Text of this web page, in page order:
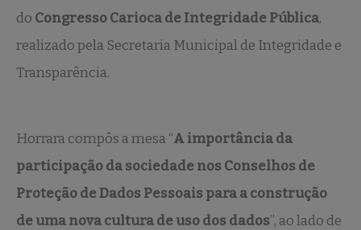
do Congresso Carioca de Integridade Pública,
realizado pela Secretaria Municipal de Integridade e
Transparência.
Horrara compôs a mesa “A importância da
participação da sociedade nos Conselhos de
Proteção de Dados Pessoais para a construção
de uma nova cultura de uso dos dados”, ao lado de